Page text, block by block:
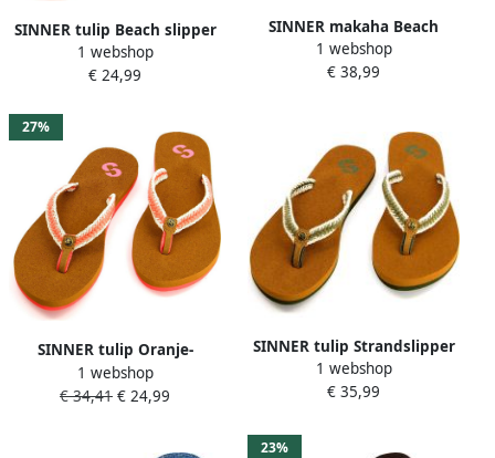
SINNER tulip Beach slipper
dames Oranje-Multicolour
1 webshop
€ 24,99
SINNER makaha Beach
slipper heren Black Black
White
1 webshop
€ 38,99
27%
SINNER tulip Oranje-
Multicolour
1 webshop
€ 34,41 € 24,99
SINNER tulip Strandslipper
dames Groen-Multicolour
1 webshop
€ 35,99
23%